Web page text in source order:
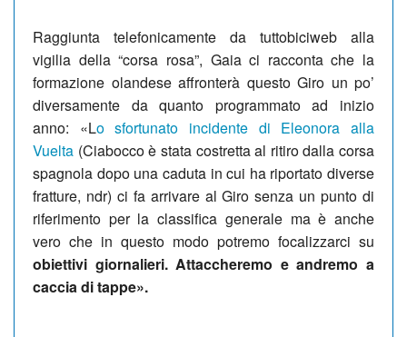
Raggiunta telefonicamente da tuttobiciweb alla
vigilia della “corsa rosa”, Gaia ci racconta che la
formazione olandese affronterà questo Giro un po’
diversamente da quanto programmato ad inizio
anno: «Lo sfortunato incidente di Eleonora alla
Vuelta (Ciabocco è stata costretta al ritiro dalla corsa
spagnola dopo una caduta in cui ha riportato diverse
fratture, ndr) ci fa arrivare al Giro senza un punto di
riferimento per la classifica generale ma è anche
vero che in questo modo potremo focalizzarci su
obiettivi giornalieri. Attaccheremo e andremo a
caccia di tappe».